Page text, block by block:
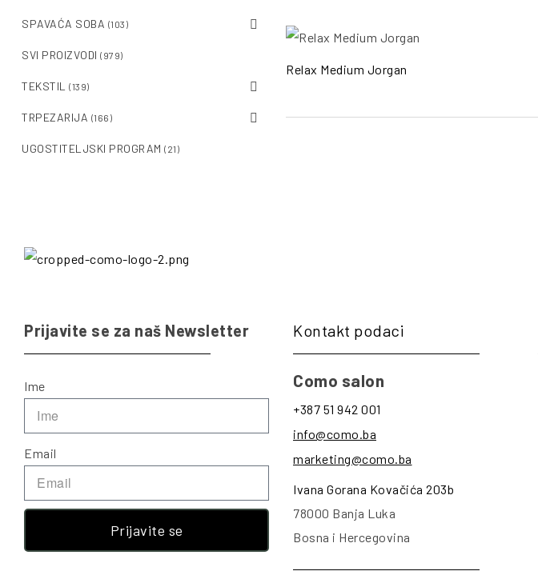
Relax Medium Jorgan
SPAVAĆA SOBA (103)
SVI PROIZVODI (979)
TEKSTIL (139)
TRPEZARIJA (166)
UGOSTITELJSKI PROGRAM (21)
Prijavite se za naš Newsletter
Ime
Email
Prijavite se
Kontakt podaci
Como salon
+387 51 942 001
info@como.ba
marketing@como.ba
Ivana Gorana Kovačića 203b
78000 Banja Luka
Bosna i Hercegovina